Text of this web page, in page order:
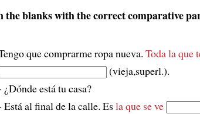
the blanks with the correct comparative
que comprarme ropa nueva. Toda la que
(vieja,superl.).
¿Dónde está tu casa?
Está al final de la calle. Esla que se ve